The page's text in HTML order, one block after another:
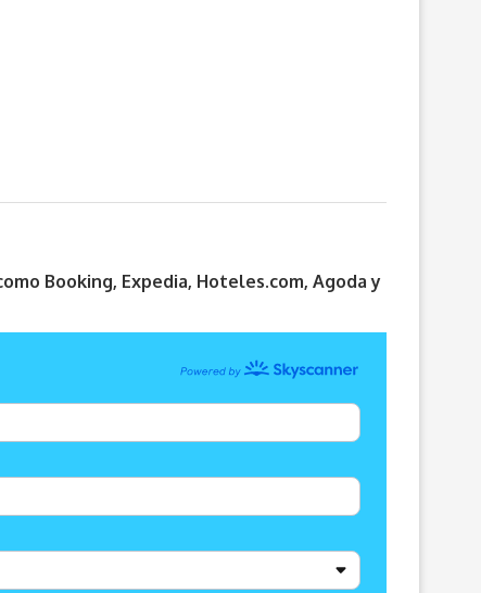
Booking, Expedia, Hoteles.com, Agoda y